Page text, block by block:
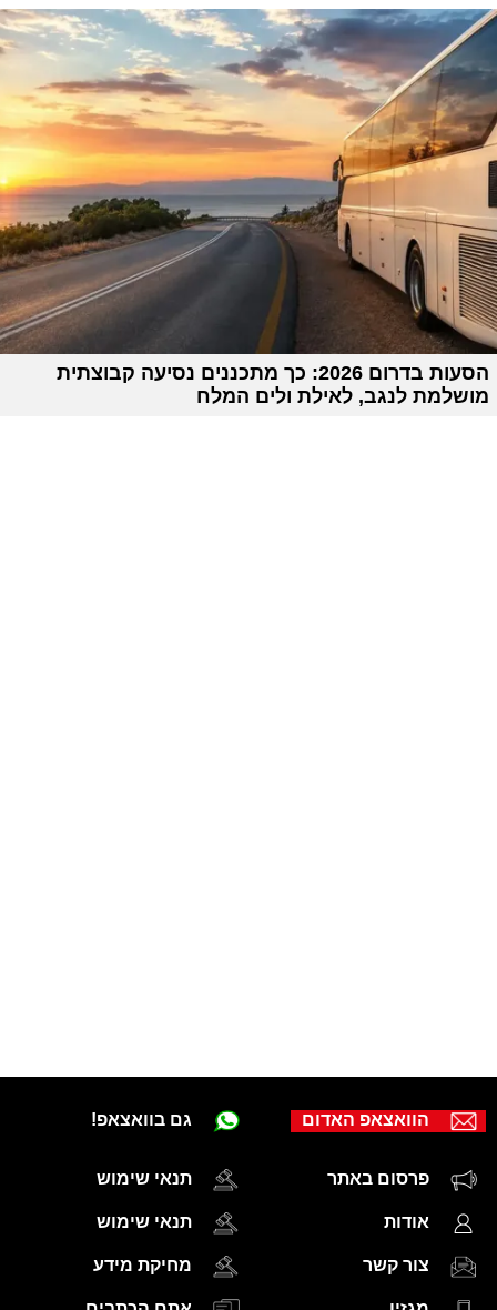
הסעות בדרום 2026: כך מתכננים נסיעה קבוצתית
מושלמת לנגב, לאילת ולים המלח
גם בוואצאפ!
תנאי שימוש
תנאי שימוש
מחיקת מידע
הוואצאפ האדום
פרסום באתר
אודות
צור קשר